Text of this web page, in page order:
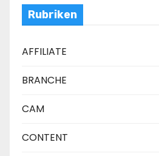
Rubriken
AFFILIATE
BRANCHE
CAM
CONTENT